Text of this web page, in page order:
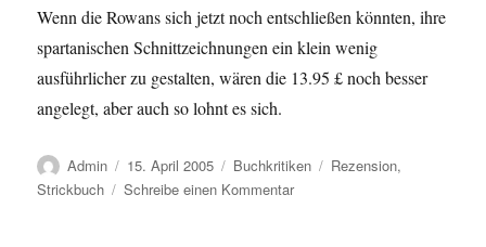
Wenn die Rowans sich jetzt noch entschließen könnten, ihre
spartanischen Schnittzeichnungen ein klein wenig
ausführlicher zu gestalten, wären die 13.95 £ noch besser
angelegt, aber auch so lohnt es sich.
Autor
Admin
Veröffentlicht
am
15. April 2005 Kategorien
Buchkritiken Schlagwörter
Rezension,
Strickbuch
Schreibe einen Kommentarzu